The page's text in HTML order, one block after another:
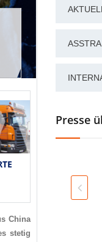
China
stetig
Presse